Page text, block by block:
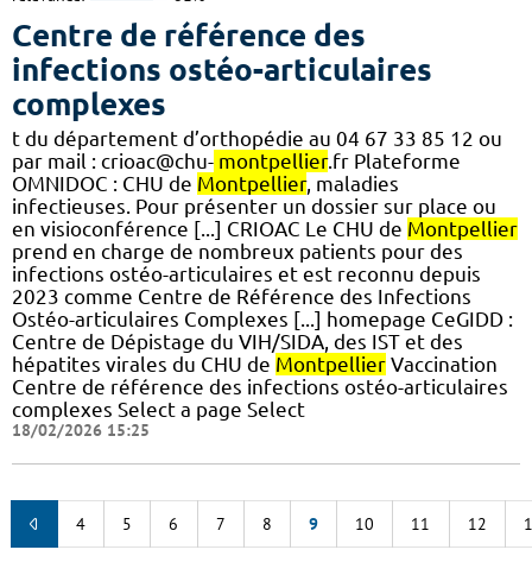
Centre de référence des
infections ostéo-articulaires
complexes
t du département d’orthopédie au 04 67 33 85 12 ou
par mail : crioac@chu- montpellier.fr Plateforme
OMNIDOC : CHU de Montpellier, maladies
infectieuses. Pour présenter un dossier sur place ou
en visioconférence [...] CRIOAC Le CHU de Montpellier
prend en charge de nombreux patients pour des
infections ostéo-articulaires et est reconnu depuis
2023 comme Centre de Référence des Infections
Ostéo-articulaires Complexes [...] homepage CeGIDD :
Centre de Dépistage du VIH/SIDA, des IST et des
hépatites virales du CHU de Montpellier Vaccination
Centre de référence des infections ostéo-articulaires
complexes Select a page Select
18/02/2026 15:25
4 5 6 7 8 9 10 11 12